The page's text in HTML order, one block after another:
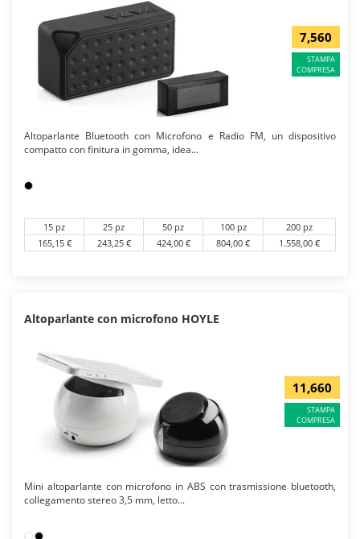
7,560
STAMPA
COMPRESA
Altoparlante Bluetooth con Microfono e Radio FM, un dispositivo
compatto con finitura in gomma, idea...
15 pz 25 pz 50 pz 100 pz
200 pz
165,15 €
243,25 € 424,00 € 804,00 € 1.558,00 €
Altoparlante con microfono HOYLE
11,660
STAMPA
COMPRESA
Mini altoparlante con microfono in ABS con trasmissione bluetooth,
collegamento stereo 3,5 mm, letto...